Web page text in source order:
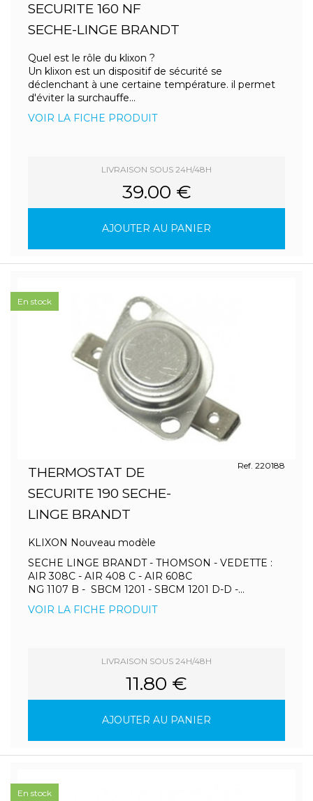
SECURITE 160 NF
SECHE-LINGE BRANDT
Quel est le rôle du klixon ?
Un klixon est un dispositif de sécurité se
déclenchant à une certaine température. il permet
d'éviter la surchauffe...
VOIR LA FICHE PRODUIT
LIVRAISON SOUS 24H/48H
39.00 €
AJOUTER AU PANIER
THERMOSTAT DE
SECURITE 190 SECHE-
LINGE BRANDT
Ref. 220188
KLIXON Nouveau modèle
SECHE LINGE BRANDT - THOMSON - VEDETTE :
AIR 308C - AIR 408 C - AIR 608C
NG 1107 B - SBCM 1201 - SBCM 1201 D-D -...
VOIR LA FICHE PRODUIT
LIVRAISON SOUS 24H/48H
11.80 €
AJOUTER AU PANIER
En stock
En stock